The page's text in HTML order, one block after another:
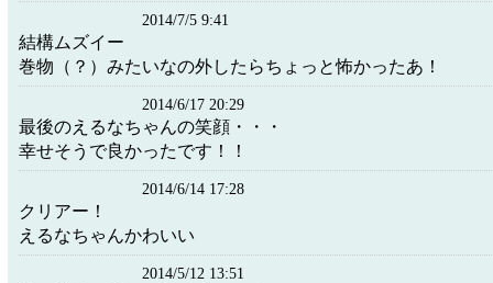
2014/7/5 9:41
結構ムズイー
巻物（？）みたいなの外したらちょっと怖かったあ！
2014/6/17 20:29
最後のえるなちゃんの笑顔・・・
幸せそうで良かったです！！
2014/6/14 17:28
クリアー！
えるなちゃんかわいい
2014/5/12 13:51